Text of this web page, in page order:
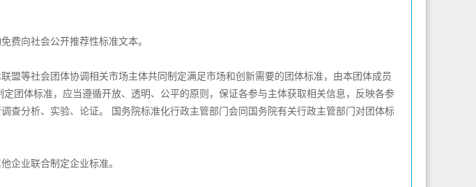
向社会公开推荐性标准文本。
等社会团体协调相关市场主体共同制定满足市场和创新需要的团体标准，由本团体成员
团体标准，应当遵循开放、透明、公平的原则，保证各参与主体获取相关信息，反映各参
查分析、实验、论证。 国务院标准化行政主管部门会同国务院有关行政主管部门对团体标
业联合制定企业标准。